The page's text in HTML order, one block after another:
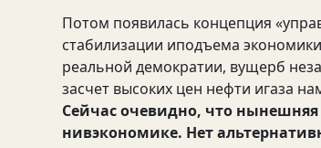
Потом появилась концепция
стабилизации иподъема
реальной демократии, вущерб
засчет высоких цен нефти игаза
Сейчас очевидно, что
нивэкономике. Нет